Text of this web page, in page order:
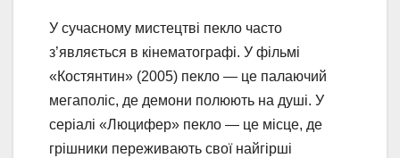
У сучасному мистецтві пекло часто
з’являється в кінематографі. У фільмі
«Костянтин» (2005) пекло — це палаючий
мегаполіс, де демони полюють на душі. У
серіалі «Люцифер» пекло — це місце, де
грішники переживають свої найгірші